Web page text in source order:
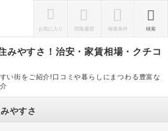
お気に入り 閲覧履歴 検索条件 検索
みやすさ！治安・家賃相場・クチコ
い街をご紹介!口コミや暮らしにまつわる豊富な
やすさ